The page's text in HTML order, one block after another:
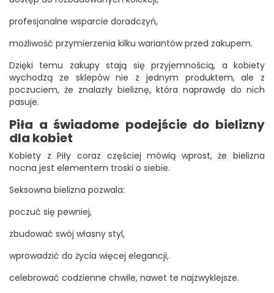
profesjonalne wsparcie doradczyń,
możliwość przymierzenia kilku wariantów przed zakupem.
Dzięki temu zakupy stają się przyjemnością, a kobiety
wychodzą ze sklepów nie z jednym produktem, ale z
poczuciem, że znalazły bieliznę, która naprawdę do nich
pasuje.
Piła a świadome podejście do bielizny
dla kobiet
Kobiety z Piły coraz częściej mówią wprost, że bielizna
nocna jest elementem troski o siebie.
Seksowna bielizna pozwala:
poczuć się pewniej,
zbudować swój własny styl,
wprowadzić do życia więcej elegancji,
celebrować codzienne chwile, nawet te najzwyklejsze.